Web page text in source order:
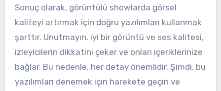
Sonuç olarak, görüntülü showlarda görsel
kaliteyi artırmak için doğru yazılımları kullanmak
şarttır. Unutmayın, iyi bir görüntü ve ses kalitesi,
izleyicilerin dikkatini çeker ve onları içeriklerinize
bağlar. Bu nedenle, her detay önemlidir. Şimdi, bu
yazılımları denemek için harekete geçin ve